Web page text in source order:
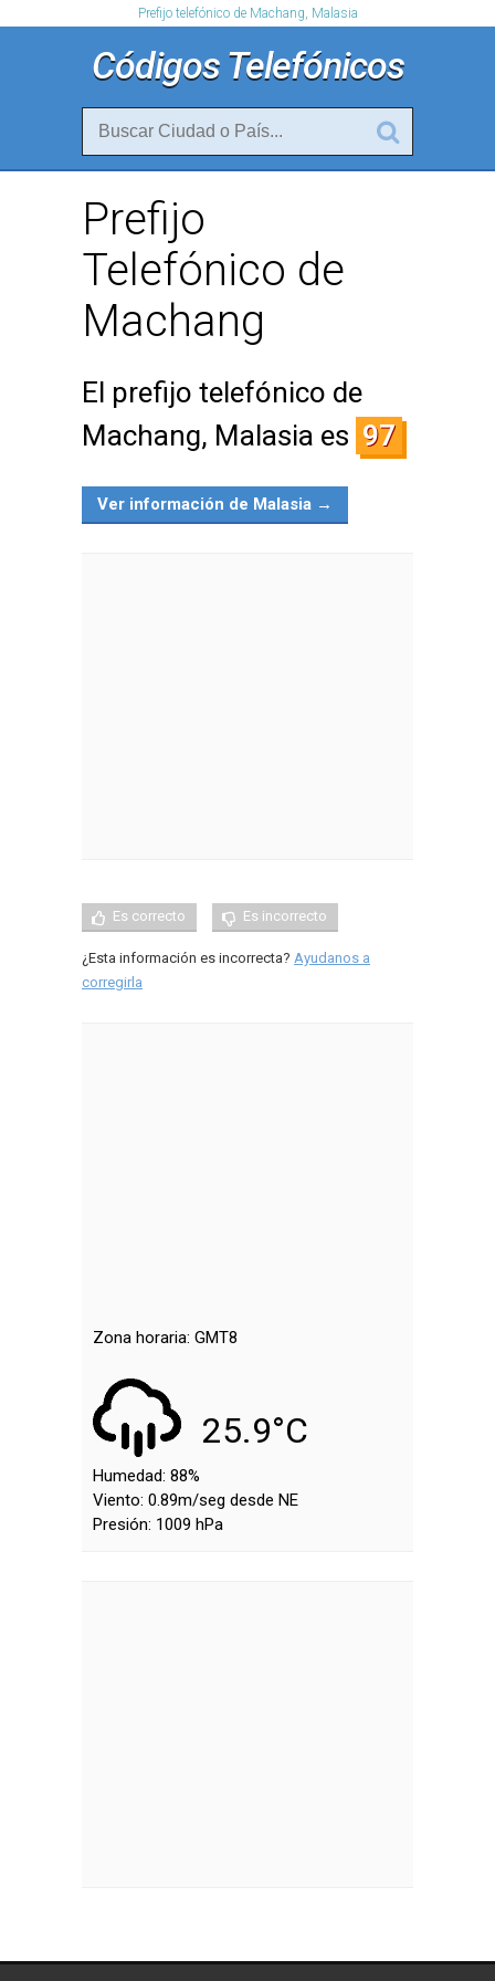
Prefijo telefónico de Machang, Malasia
Códigos Telefónicos
Prefijo
Telefónico de
Machang
El prefijo telefónico de
Machang, Malasia es 97
Ver información de Malasia →
Es correcto Es incorrecto
¿Esta información es incorrecta? Ayudanos a
corregirla
Zona horaria: GMT8
25.9°C
Humedad: 88%
Viento: 0.89m/seg desde NE
Presión: 1009 hPa